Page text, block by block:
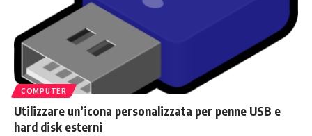
COMPUTER
Utilizzare un’icona personalizzata per penne USB e
hard disk esterni